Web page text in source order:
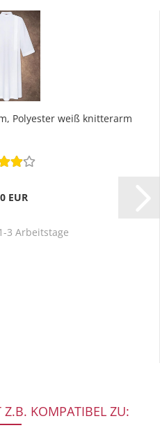
Polyester weiß knitterarm
EUR
3 Arbeitstage
Z.B. KOMPATIBEL ZU: